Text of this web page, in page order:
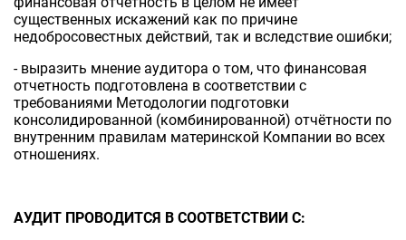
существенных искажений как по причине
недобросовестных действий, так и вследствие ошибки;
- выразить мнение аудитора о том, что финансовая
отчетность подготовлена в соответствии с
требованиями Методологии подготовки
консолидированной (комбинированной) отчётности по
внутренним правилам материнской Компании во всех
отношениях.
АУДИТ ПРОВОДИТСЯ В СООТВЕТСТВИИ С: